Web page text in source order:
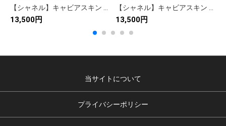
【シャネル】キャビアスキン 長財布 ココマーク金具 ブラック 上品で実用的なレディースウォレット
13,500円
【シャネル】キャビアスキン 長財布 ココマーク金具 上品なブラック レディースウォレット
13,500円
当サイトについて
プライバシーポリシー